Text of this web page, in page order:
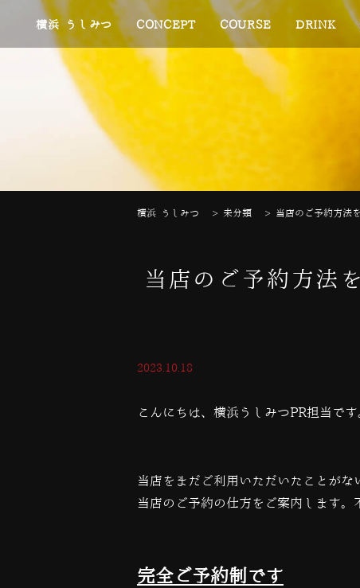
横浜 うしみつ CONCEPT COURSE DRINK
横浜 うしみつ > 未分類 > 当店のご予約方法
当店のご予約方法
2023.10.18
こんにちは、横浜うしみつPR担当です
当店をまだご利用いただいたことがな
当店のご予約の仕方をご案内します。
完全ご予約制です